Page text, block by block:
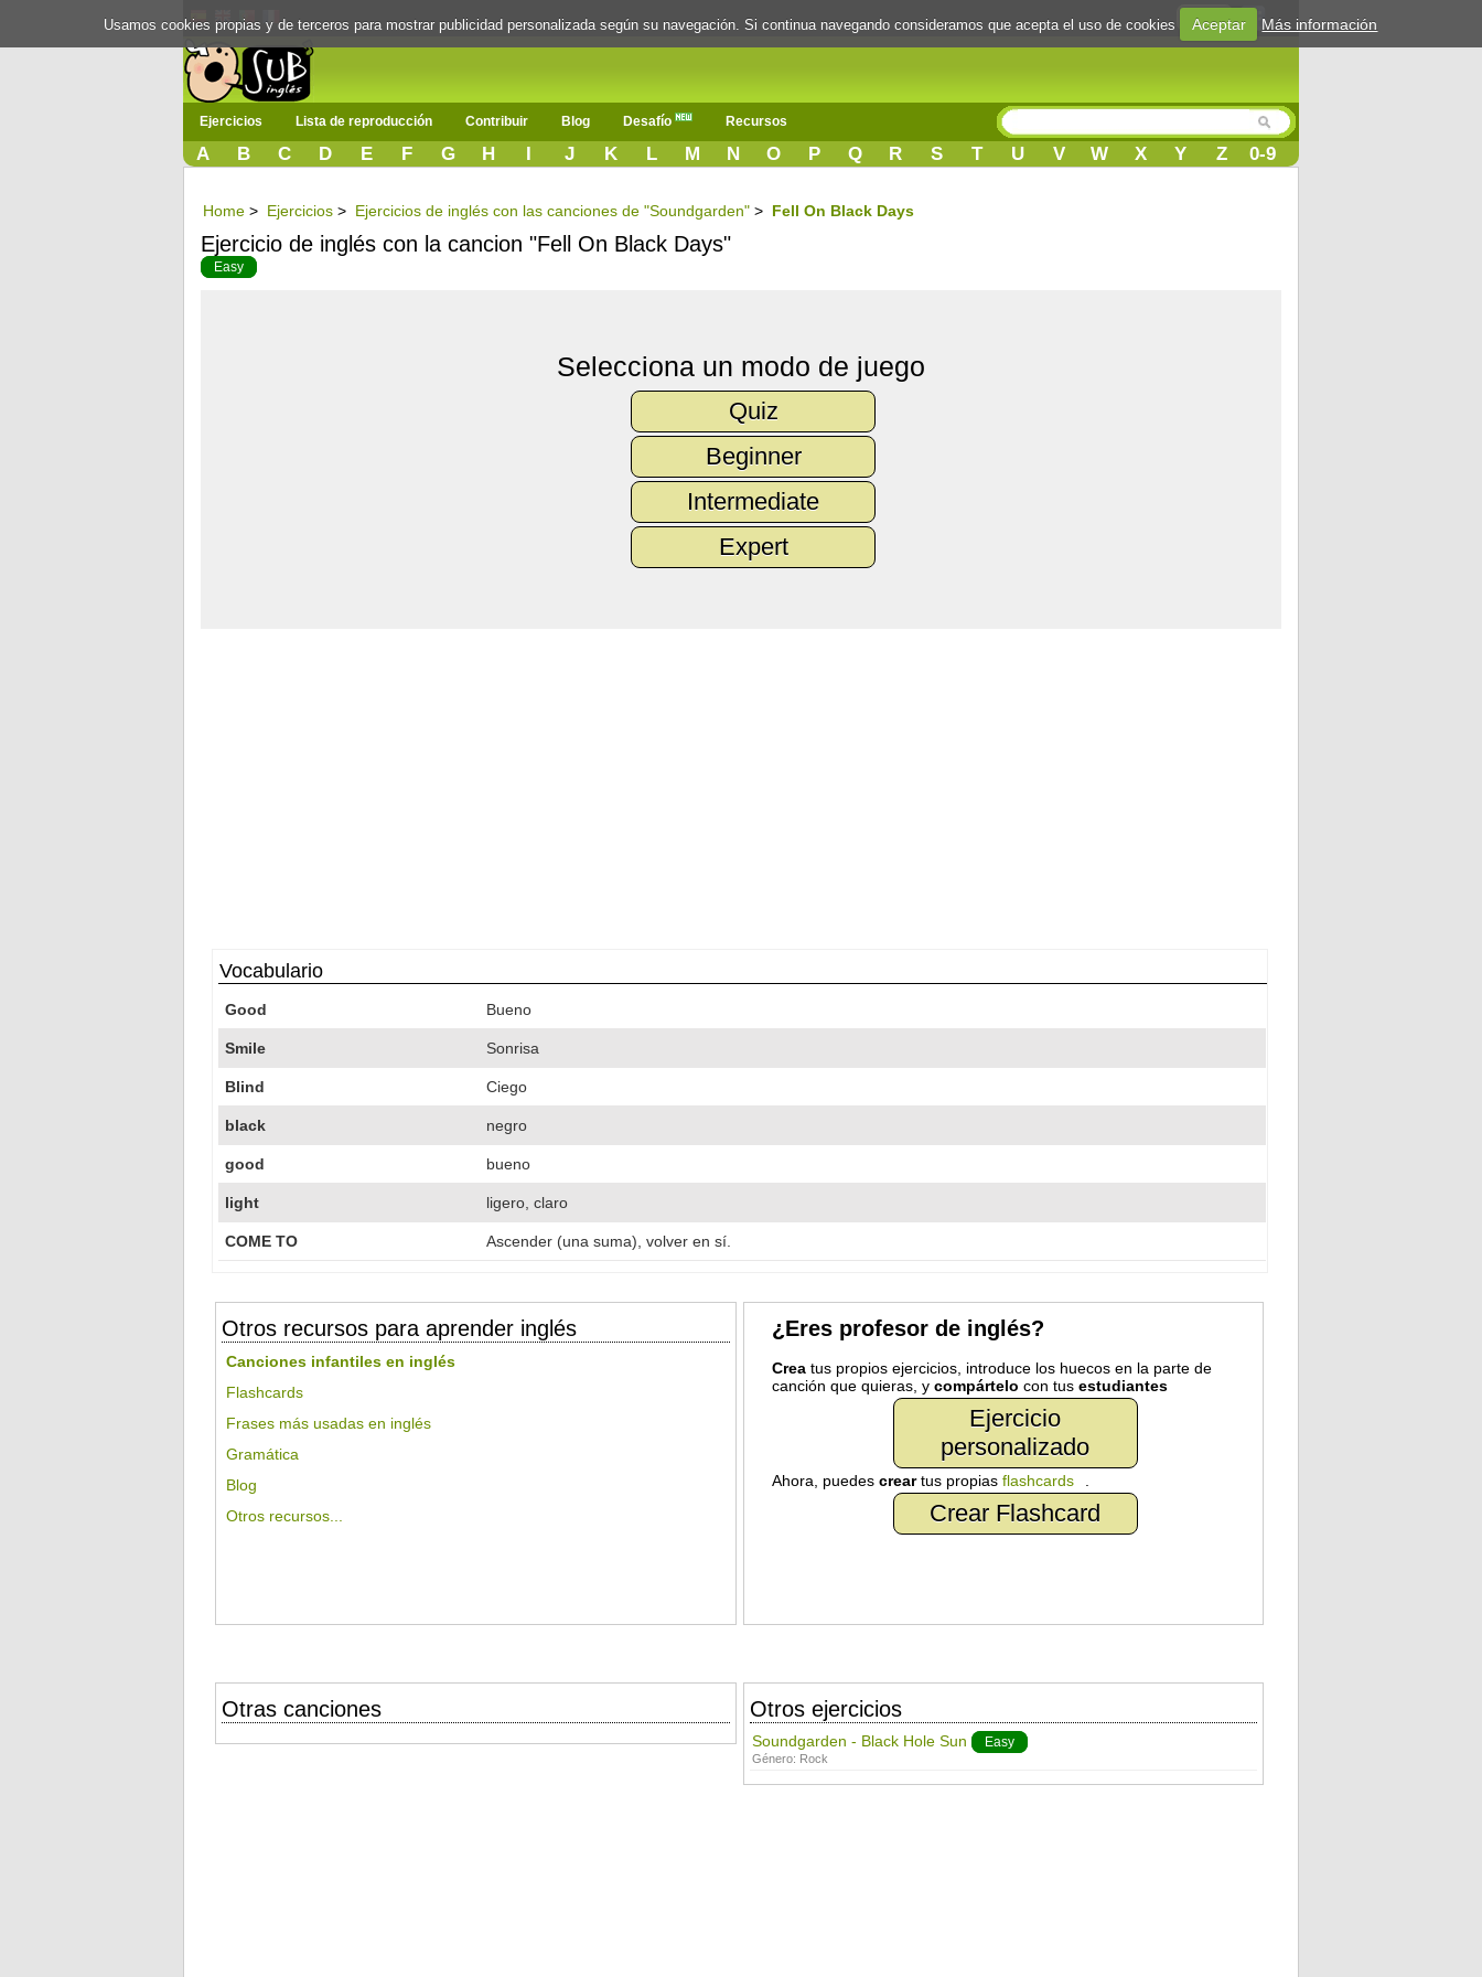
Login
Ejercicios Lista de reproducción Contribuir Blog Desafío Recursos
A B C D E F G H I J K L M N O P Q R S T U V W X Y Z 0-9
Home > Ejercicios > Ejercicios de inglés con las canciones de "Soundgarden" > Fell On Black Days
Ejercicio de inglés con la cancion "Fell On Black Days"
Easy
Selecciona un modo de juego
Quiz
Beginner
Intermediate
Expert
Vocabulario
Good Bueno
Smile Sonrisa
Blind Ciego
black negro
good bueno
light ligero, claro
COME TO Ascender (una suma), volver en sí.
Otros recursos para aprender inglés
Canciones infantiles en inglés
Flashcards
Frases más usadas en inglés
Gramática
Blog
Otros recursos...
¿Eres profesor de inglés?
Creatus propios ejercicios, introduce los huecos en la parte de
canción que quieras, y compártelo con tus estudiantes
Ejercicio
personalizado
Ahora, puedes creartus propias flashcards
Crear Flashcard
Otras canciones Otros ejercicios
Soundgarden - Black Hole Sun Easy
Género: Rock
Usamos cookies propias y de terceros para mostrar publicidad personalizada según su navegación. Si continua navegando consideramos que acepta el uso de cookies Aceptar Más información